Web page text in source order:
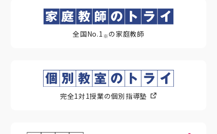
全国No.1 ※ の家庭教師
完全1対1授業の個別指導塾